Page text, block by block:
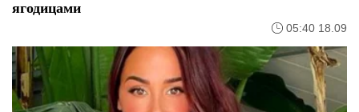
ягодицами
05:40 18.09